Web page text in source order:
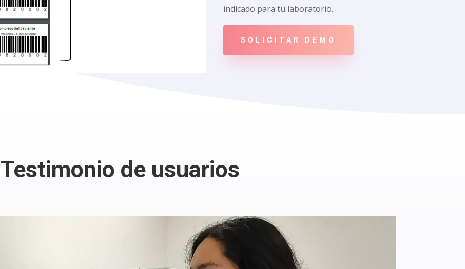
indicado para tu laboratorio.
SOLICITAR DEMO
Testimonio de usuarios